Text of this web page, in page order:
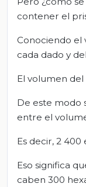
contener el
Conociendo el
cada dado y
El volumen
De este modo
entre el
Es decir, 2
Eso significa
caben 300